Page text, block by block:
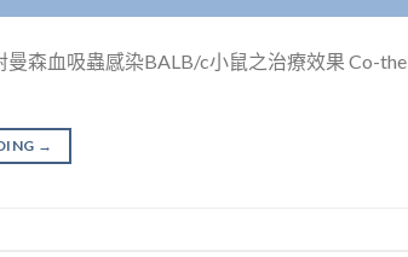
森血吸蟲感染BALB/c小鼠之治療效果 Co-the
→